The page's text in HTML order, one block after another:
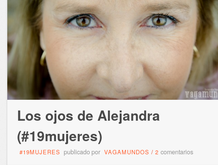
Los ojos de Alejandra
(#19mujeres)
#19MUJERES publicado por VAGAMUNDOS / 2 comentarios